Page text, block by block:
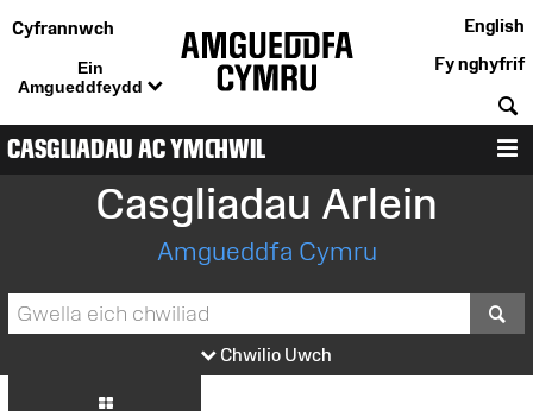
Cyfrannwch
Ein
Amgueddfeydd
English
Fy nghyfrif
CASGLIADAU AC YMCHWIL
Casgliadau Arlein
Amgueddfa Cymru
Chwilio Uwch